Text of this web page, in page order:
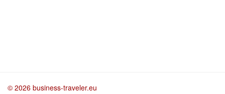
© 2026 business-traveler.eu